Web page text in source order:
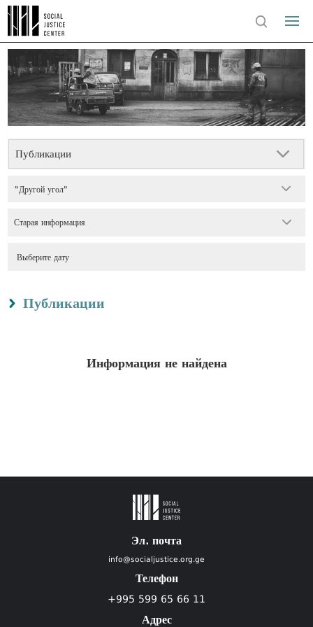
Публикации
"Другой угол"
Старая информация
Публикации
Информация не найдена
Эл. почта
info@socialjustice.org.ge
Телефон
+995 599 65 66 11
Адрес